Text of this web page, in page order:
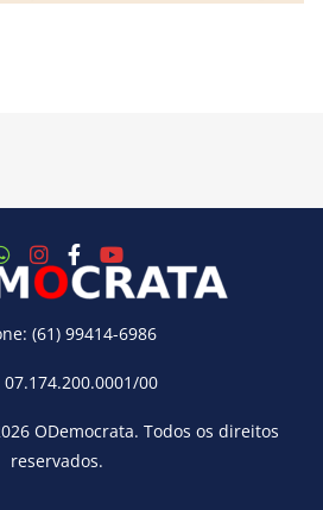
(61) 99414-6986
07.174.200.0001/00
ODemocrata. Todos os direitos
reservados.